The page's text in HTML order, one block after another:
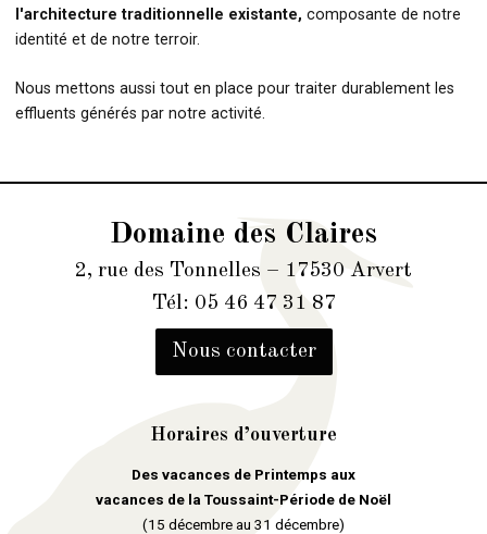
l'architecture traditionnelle existante,composante de notre
identité et de notre terroir.
Nous mettons aussi tout en place pour traiter durablement les
effluents générés par notre activité.
Domaine des Claires
2, rue des Tonnelles – 17530 Arvert
Tél: 05 46 47 31 87
Nous contacter
Horaires d’ouverture
Des vacances de Printemps aux
vacances de la Toussaint-Période de Noël
(15 décembre au 31 décembre)